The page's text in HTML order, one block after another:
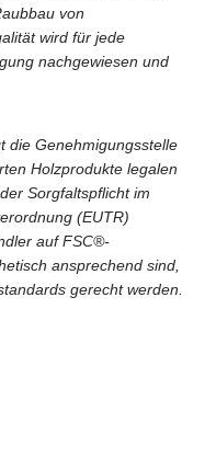
von
wird für jede
nachgewiesen und
die Genehmigungsstelle
Holzprodukte legalen
Sorgfaltspflicht im
(EUTR)
auf FSC®-
ansprechend sind,
gerecht werden.